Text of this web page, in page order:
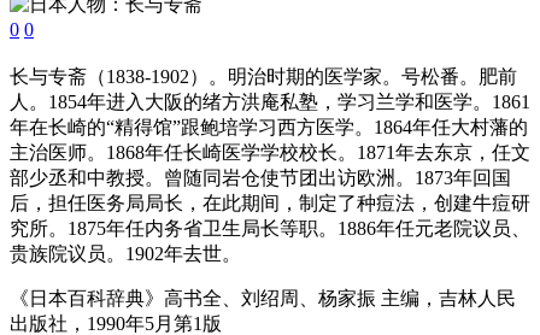
0 0
长与专斋（1838-1902）。明治时期的医学家。号松番。肥前
人。1854年进入大阪的绪方洪庵私塾，学习兰学和医学。1861
年在长崎的“精得馆”跟鲍培学习西方医学。1864年任大村藩的
主治医师。1868年任长崎医学学校校长。1871年去东京，任文
部少丞和中教授。曾随同岩仓使节团出访欧洲。1873年回国
后，担任医务局局长，在此期间，制定了种痘法，创建牛痘研
究所。1875年任内务省卫生局长等职。1886年任元老院议员、
贵族院议员。1902年去世。
《日本百科辞典》高书全、刘绍周、杨家振 主编，吉林人民
出版社，1990年5月第1版